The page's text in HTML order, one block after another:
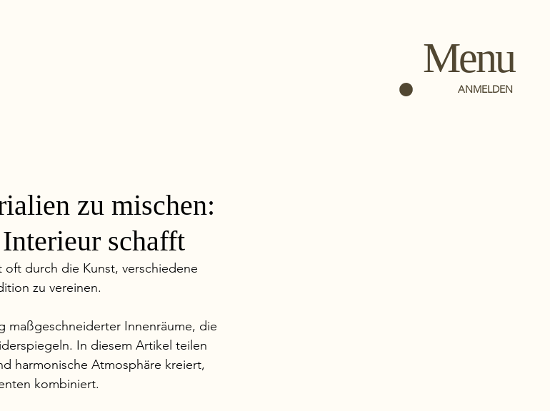
Menu
ANMELDEN
zu mischen:
schafft
durch die Kunst, verschiedene
zu vereinen.
Innenräume, die
In diesem Artikel teilen
harmonische Atmosphäre kreiert,
kombiniert.